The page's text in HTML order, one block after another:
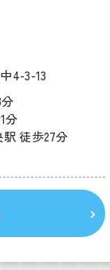
4-3-13
分
徒歩27分